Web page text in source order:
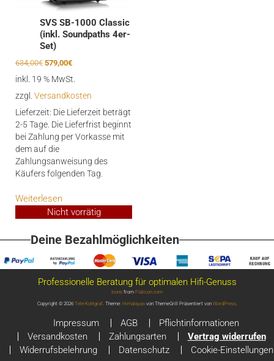
SVS SB-1000 Classic
(inkl. Soundpaths 4er-
Set)
634,00€ Ursprünglicher
634,00€
579,00€Aktueller
579,00€.
inkl. 19 % MwSt.
zzgl. Versandkosten
Lieferzeit: Die Lieferzeit beträgt
2-5 Tage. Die Lieferfrist beginnt
bei Zahlung per Vorkasse mit
dem auf die
Zahlungsanweisung des
Käufers folgenden Tag.
Weiterlesen
Nicht vorrätig
Deine Bezahlmöglichkeiten
Professionelle Beratung für optimalen Hifi-Genuss
Icons from Flaticon.com
Copyright © 2026 Tele-Kohlgraf. Theme: Himalayasvon ThemeGrill Präsentiert von WordPress.
Impressum AGB
Pflichtinformationen
Versandkosten
Zahlungsarten
Vertrag widerrufen
Widerrufsbelehrung
Datenschutz Cookie-Einstellungen